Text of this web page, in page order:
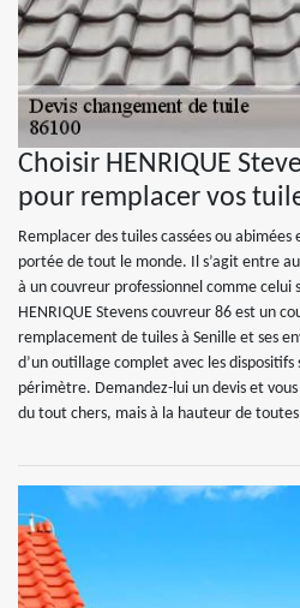
Choisir HENRIQUE
pour remplacer vos
Remplacer des tuiles cassées ou abimées
portée de tout le monde. Il s’agit entre
à un couvreur professionnel comme celui
HENRIQUE Stevens couvreur 86 est un
remplacement de tuiles à Senille et ses
d’un outillage complet avec les
périmètre. Demandez-lui un devis et
du tout chers, mais à la hauteur de toutes